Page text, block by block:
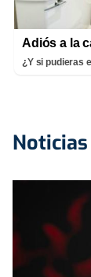
Adiós a la
¿Y si pudieras